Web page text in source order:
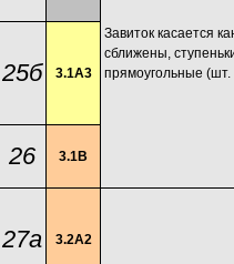
Завиток касается
сближены,
прямоугольные (шт.
25б 3.1А3
26 3.1В
27а 3.2А2